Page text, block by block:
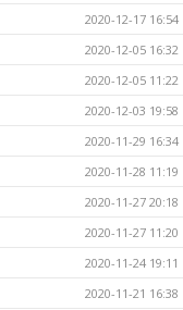
2020-12-17 16:54
2020-12-05 16:32
2020-12-05 11:22
2020-12-03 19:58
2020-11-29 16:34
2020-11-28 11:19
2020-11-27 20:18
2020-11-27 11:20
2020-11-24 19:11
2020-11-21 16:38